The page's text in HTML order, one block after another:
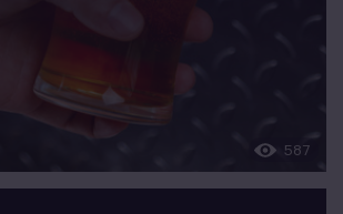
587